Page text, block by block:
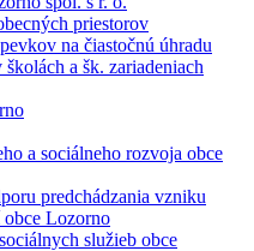
priestorov
na čiastočnú úhradu
a šk. zariadeniach
a sociálneho rozvoja obce
predchádzania vzniku
obce Lozorno
služieb obce